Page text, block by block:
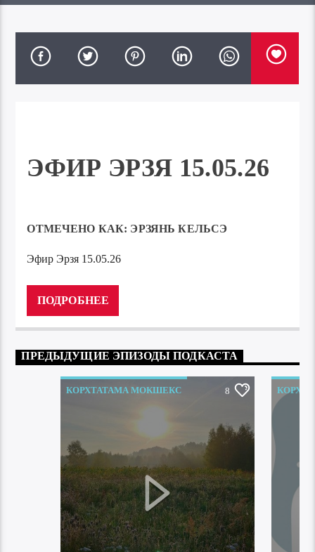
ЭФИР ЭРЗЯ 15.05.26
ОТМЕЧЕНО КАК: ЭРЗЯНЬ КЕЛЬСЭ
Эфир Эрзя 15.05.26
ПОДРОБНЕЕ
ПРЕДЫДУЩИЕ ЭПИЗОДЫ ПОДКАСТА
КОРХТАТАМА МОКШЕКС 8